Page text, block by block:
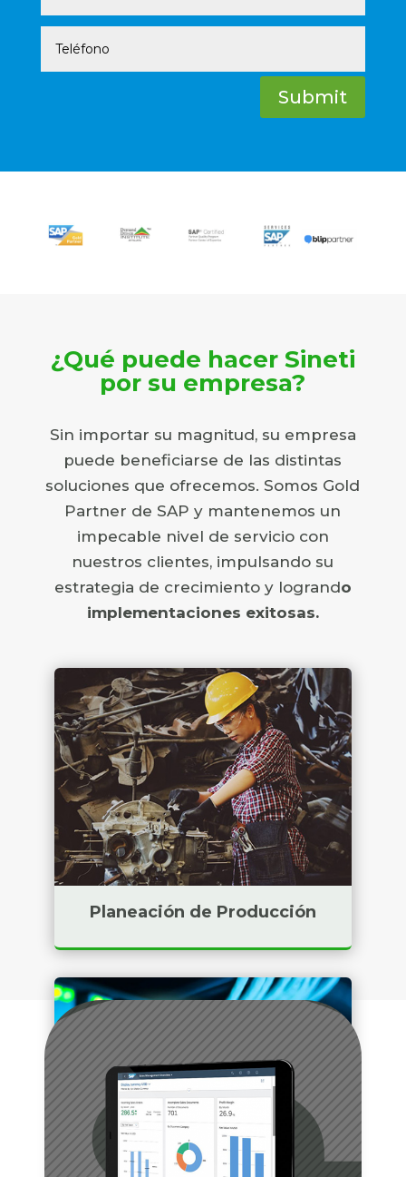
Submit
¿Qué puede hacer Sineti
por su empresa?
Sin importar su magnitud, su empresa
puede beneficiarse de las distintas
soluciones que ofrecemos. Somos Gold
Partner de SAP y mantenemos un
impecable nivel de servicio con
nuestros clientes, impulsando su
estrategia de crecimiento y logrando
implementaciones exitosas.
Badget Text
Planeación de Producción
Badget Text